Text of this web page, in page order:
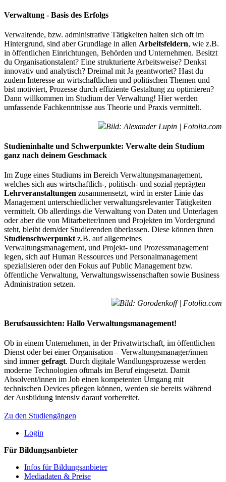
Verwaltung - Basis des Erfolgs
Verwaltende, bzw. administrative Tätigkeiten halten sich oft im
Hintergrund, sind aber Grundlage in allen Arbeitsfeldern, wie z.B.
in öffentlichen Einrichtungen, Behörden und Unternehmen. Besitzt
du Organisationstalent? Eine strukturierte Arbeitsweise? Denkst
innovativ und analytisch? Dreimal mit Ja geantwortet? Hast du
zudem Interesse an wirtschaftlichen und politischen Themen und
bist motiviert, Prozesse durch effiziente Gestaltung zu optimieren?
Dann willkommen im Studium der Verwaltung! Hier werden
umfassende Fachkenntnisse aus Theorie und Praxis vermittelt.
Bild: Alexander Lupin | Fotolia.com
Studieninhalte und Schwerpunkte: Verwalte dein Studium
ganz nach deinem Geschmack
Im Zuge eines Studiums im Bereich Verwaltungsmanagement,
welches sich aus wirtschaftlich-, politisch- und sozial geprägten
Lehrveranstaltungen zusammensetzt, wird in erster Linie das
Management unterschiedlicher verwaltungsrelevanter Tätigkeiten
vermittelt. Ob allerdings die Verwaltung von Daten und Unterlagen
oder aber die von Mitarbeiter/innen und Projekten im Vordergrund
steht, bleibt dem/der Studierenden überlassen. Diese können ihren
Studienschwerpunkt z.B. auf allgemeines
Verwaltungsmanagement, und Projekt- und Prozessmanagement
legen, sich auf Human Ressources und Personalmanagement
spezialisieren oder den Fokus auf Public Management bzw.
öffentliche Verwaltung, Verwaltungswissenschaften sowie Business
Administration setzen.
Bild: Gorodenkoff | Fotolia.com
Berufsaussichten: Hallo Verwaltungsmanagement!
Ob in einem Unternehmen, in der Privatwirtschaft, im öffentlichen
Dienst oder bei einer Organisation – Verwaltungsmanager/innen
sind immergefragt. Durch digitale Wandlungsprozesse werden
moderne Technologien oftmals im Beruf eingesetzt. Damit
Absolvent/innen im Job einen kompetenten Umgang mit
technischen Devices pflegen können, werden sie bereits während
der Ausbildung intensiv darauf vorbereitet.
Zu den Studiengängen
Login
Für Bildungsanbieter
Infos für Bildungsanbieter
Mediadaten & Preise